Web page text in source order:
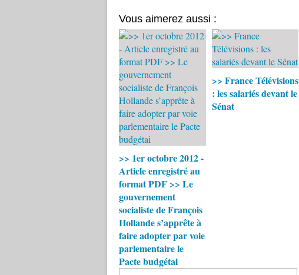
Vous aimerez aussi :
>> 1er octobre 2012 -
Article enregistré au
format PDF >> Le
gouvernement
socialiste de François
Hollande s’apprête à
faire adopter par voie
parlementaire le
Pacte budgétai
>> France Télévisions
: les salariés devant le
Sénat